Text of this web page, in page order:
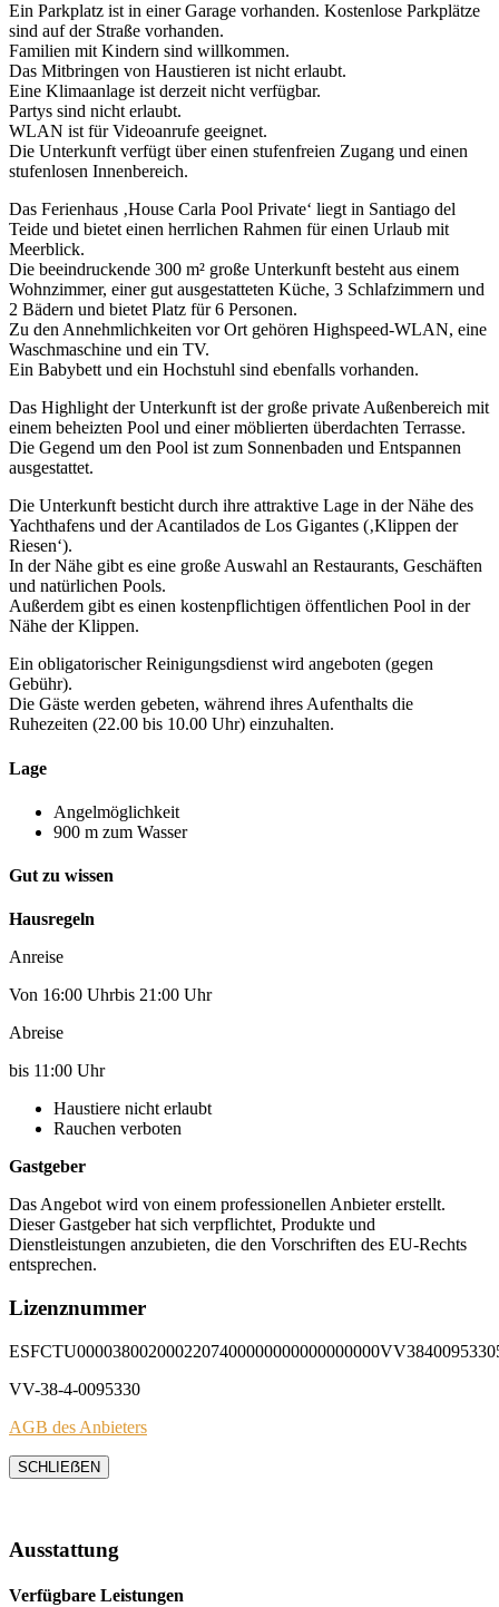
Ein Parkplatz ist in einer Garage vorhanden. Kostenlose Parkplätze
sind auf der Straße vorhanden.
Familien mit Kindern sind willkommen.
Das Mitbringen von Haustieren ist nicht erlaubt.
Eine Klimaanlage ist derzeit nicht verfügbar.
Partys sind nicht erlaubt.
WLAN ist für Videoanrufe geeignet.
Die Unterkunft verfügt über einen stufenfreien Zugang und einen
stufenlosen Innenbereich.
Das Ferienhaus ‚House Carla Pool Private‘ liegt in Santiago del
Teide und bietet einen herrlichen Rahmen für einen Urlaub mit
Meerblick.
Die beeindruckende 300 m² große Unterkunft besteht aus einem
Wohnzimmer, einer gut ausgestatteten Küche, 3 Schlafzimmern und
2 Bädern und bietet Platz für 6 Personen.
Zu den Annehmlichkeiten vor Ort gehören Highspeed-WLAN, eine
Waschmaschine und ein TV.
Ein Babybett und ein Hochstuhl sind ebenfalls vorhanden.
Das Highlight der Unterkunft ist der große private Außenbereich mit
einem beheizten Pool und einer möblierten überdachten Terrasse.
Die Gegend um den Pool ist zum Sonnenbaden und Entspannen
ausgestattet.
Die Unterkunft besticht durch ihre attraktive Lage in der Nähe des
Yachthafens und der Acantilados de Los Gigantes (‚Klippen der
Riesen‘).
In der Nähe gibt es eine große Auswahl an Restaurants, Geschäften
und natürlichen Pools.
Außerdem gibt es einen kostenpflichtigen öffentlichen Pool in der
Nähe der Klippen.
Ein obligatorischer Reinigungsdienst wird angeboten (gegen
Gebühr).
Die Gäste werden gebeten, während ihres Aufenthalts die
Ruhezeiten (22.00 bis 10.00 Uhr) einzuhalten.
Lage
Angelmöglichkeit
900 m zum Wasser
Gut zu wissen
Hausregeln
Anreise
Von 16:00 Uhrbis 21:00 Uhr
Abreise
bis 11:00 Uhr
Haustiere nicht erlaubt
Rauchen verboten
Gastgeber
Das Angebot wird von einem professionellen Anbieter erstellt.
Dieser Gastgeber hat sich verpflichtet, Produkte und
Dienstleistungen anzubieten, die den Vorschriften des EU-Rechts
entsprechen.
Lizenznummer
VV-38-4-0095330
AGB des Anbieters
SCHLIEẞEN
Ausstattung
Verfügbare Leistungen